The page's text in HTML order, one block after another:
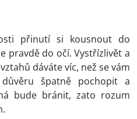
přinutí si kousnout do
pravdě do očí. Vystřízlivět a
dáváte víc, než se vám
špatně pochopit a
bude bránit, zato rozum